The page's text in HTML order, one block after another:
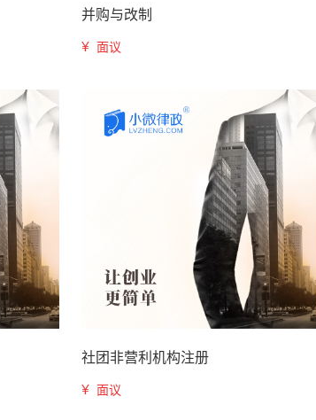
并购与改制
¥ 面议
社团非营利机构注册
¥ 面议